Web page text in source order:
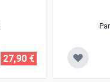
27,90 €